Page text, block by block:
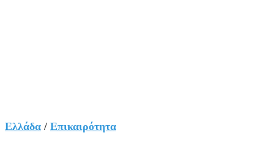
Ελλάδα / Επικαιρότητα